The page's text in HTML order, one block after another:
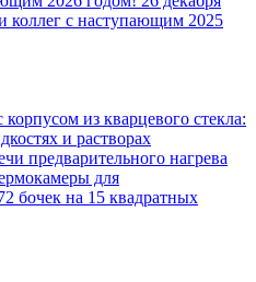
коллег с наступающим 2025
из кварцевого стекла:
и растворах
предварительного нагрева
для
бочек на 15 квадратных